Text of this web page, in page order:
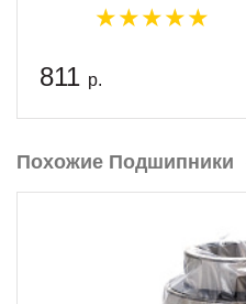
811 р.
Похожие Подшипники